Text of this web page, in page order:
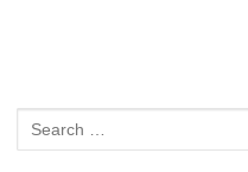
Caută
după: